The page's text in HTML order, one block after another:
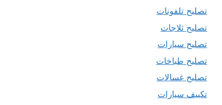
تصليح تلفونات
تصليح ثلاجات
تصليح سيارات
تصليح طباخات
تصليح غسالات
تكييف سيارات